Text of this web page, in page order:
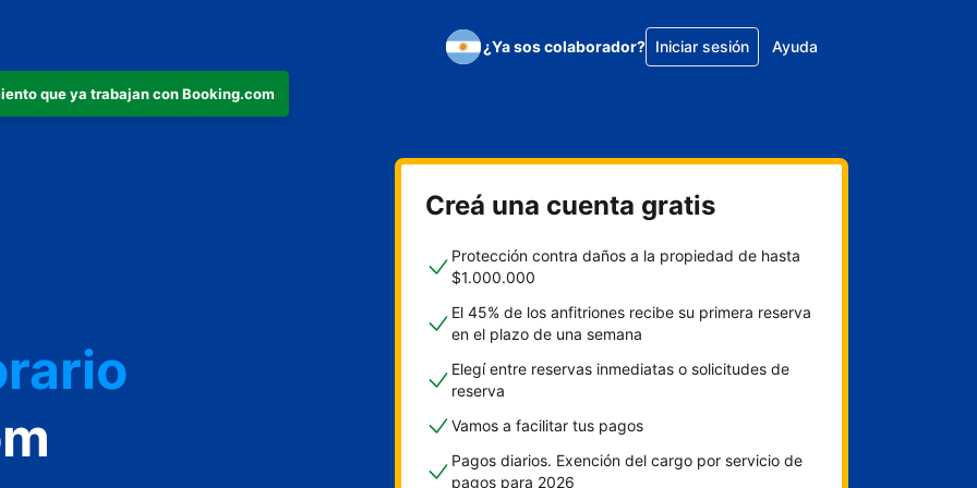
que ya trabajan con Booking.com
¿Ya sos colaborador? Iniciar sesión Ayuda
Creá una cuenta gratis
Protección contra daños a la propiedad de hasta
$1.000.000
El 45% de los anfitriones recibe su primera reserva
en el plazo de una semana
Elegí entre reservas inmediatas o solicitudes de
reserva
Vamos a facilitar tus pagos
Pagos diarios. Exención del cargo por servicio de
pagos para 2026